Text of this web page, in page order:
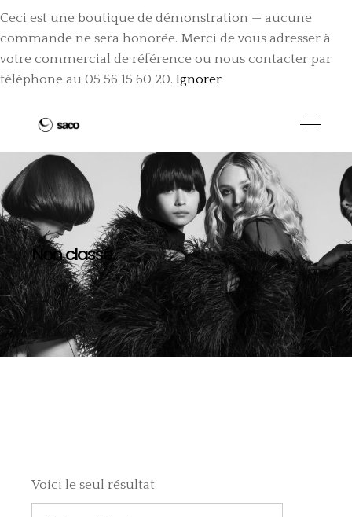
Ceci est une boutique de démonstration — aucune
commande ne sera honorée. Merci de vous adresser à
votre commercial de référence ou nous contacter par
téléphone au 05 56 15 60 20. Ignorer
Non classé
Voici le seul résultat